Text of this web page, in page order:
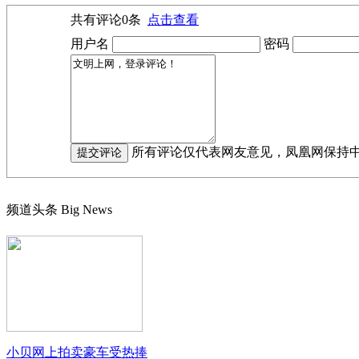
共有评论0条
点击查看
用户名
密码
所有评论仅代表网友意见，凤凰网保持中
频道头条 Big News
小贝网上拍卖豪车受热捧